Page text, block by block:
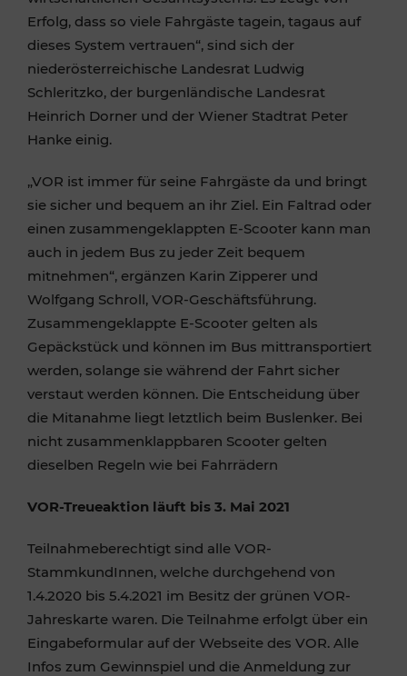
Erfolg, dass so viele Fahrgäste tagein, tagaus auf
dieses System vertrauen“, sind sich der
niederösterreichische Landesrat Ludwig
Schleritzko, der burgenländische Landesrat
Heinrich Dorner und der Wiener Stadtrat Peter
Hanke einig.
„VOR ist immer für seine Fahrgäste da und bringt
sie sicher und bequem an ihr Ziel. Ein Faltrad oder
einen zusammengeklappten E-Scooter kann man
auch in jedem Bus zu jeder Zeit bequem
mitnehmen“, ergänzen Karin Zipperer und
Wolfgang Schroll, VOR-Geschäftsführung.
Zusammengeklappte E-Scooter gelten als
Gepäckstück und können im Bus mittransportiert
werden, solange sie während der Fahrt sicher
verstaut werden können. Die Entscheidung über
die Mitanahme liegt letztlich beim Buslenker. Bei
nicht zusammenklappbaren Scooter gelten
dieselben Regeln wie bei Fahrrädern
VOR-Treueaktion läuft bis 3. Mai 2021
Teilnahmeberechtigt sind alle VOR-
StammkundInnen, welche durchgehend von
1.4.2020 bis 5.4.2021 im Besitz der grünen VOR-
Jahreskarte waren. Die Teilnahme erfolgt über ein
Eingabeformular auf der Webseite des VOR. Alle
Infos zum Gewinnspiel und die Anmeldung zur